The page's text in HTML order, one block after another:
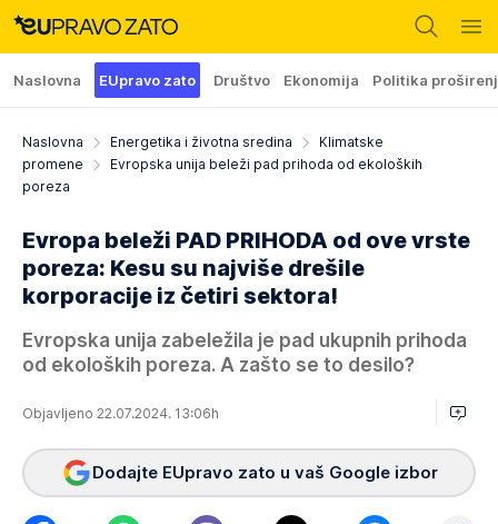
Naslovna EUpravo zato Društvo Ekonomija Politika
Naslovna Energetika i životna sredina
Klimatske
promene
Evropska unija beleži pad prihoda od ekoloških
poreza
Evropa beleži PAD PRIHODA od ove vrste
poreza: Kesu su najviše drešile
korporacije iz četiri sektora!
Evropska unija zabeležila je pad ukupnih prihoda
od ekoloških poreza. A zašto se to desilo?
Objavljeno 22.07.2024. 13:06h
Dodajte EUpravo zato u vaš Google izbor